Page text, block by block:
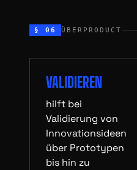
§ 06 ÜBERPRODUCT
VALIDIEREN
hilft bei
Validierung von
Innovationsideen
über Prototypen
bis hin zu